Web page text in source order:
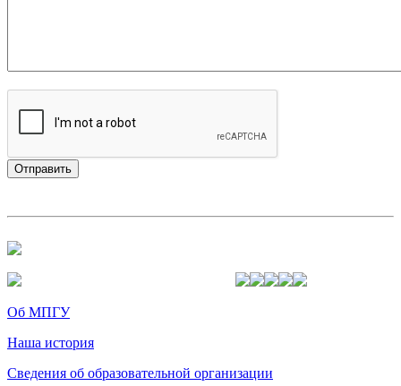
Об МПГУ
Наша история
Сведения об образовательной организации